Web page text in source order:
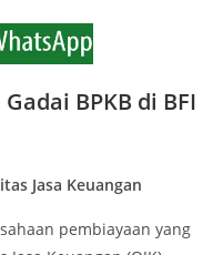
BPKB di BFI
Jasa Keuangan
pembiayaan yang